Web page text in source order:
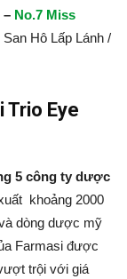
– No.7 Miss
Hô Lấp Lánh /
Trio Eye
5 công ty dược
khoảng 2000
dòng dược mỹ
Farmasi được
trội với giá